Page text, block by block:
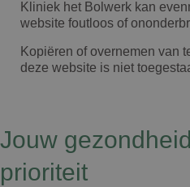
Kliniek het Bolwerk kan
website foutloos of
Kopiëren of overnemen van
deze website is niet
Jouw
prioriteit